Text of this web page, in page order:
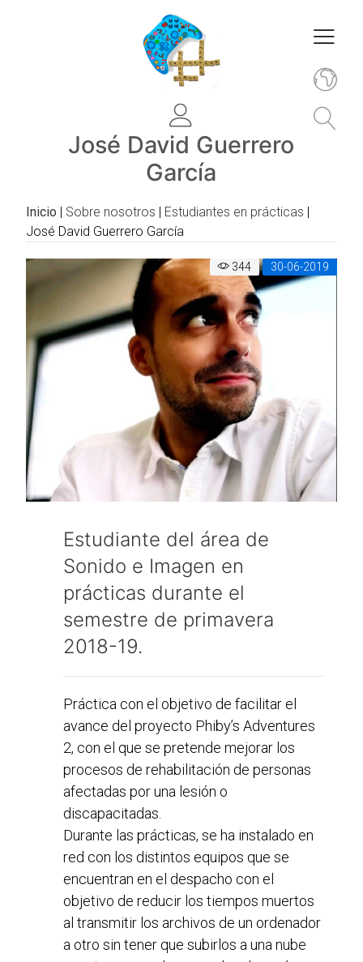
José David Guerrero
García
Inicio | Sobre nosotros | Estudiantes en prácticas |
José David Guerrero García
344 30-06-2019
Estudiante del área de
Sonido e Imagen en
prácticas durante el
semestre de primavera
2018-19.
Práctica con el objetivo de facilitar el
avance del proyecto Phiby’s Adventures
2, con el que se pretende mejorar los
procesos de rehabilitación de personas
afectadas por una lesión o
discapacitadas.
Durante las prácticas, se ha instalado en
red con los distintos equipos que se
encuentran en el despacho con el
objetivo de reducir los tiempos muertos
al transmitir los archivos de un ordenador
a otro sin tener que subirlos a una nube